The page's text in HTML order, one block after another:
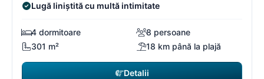
Lugă liniștită cu multă intimitate
4 dormitoare
8 persoane
301 m²
18 km până la plajă
Detalii